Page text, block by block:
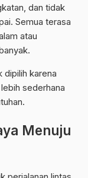
dan tidak
Semua terasa
atau
dipilih karena
sederhana
Menuju